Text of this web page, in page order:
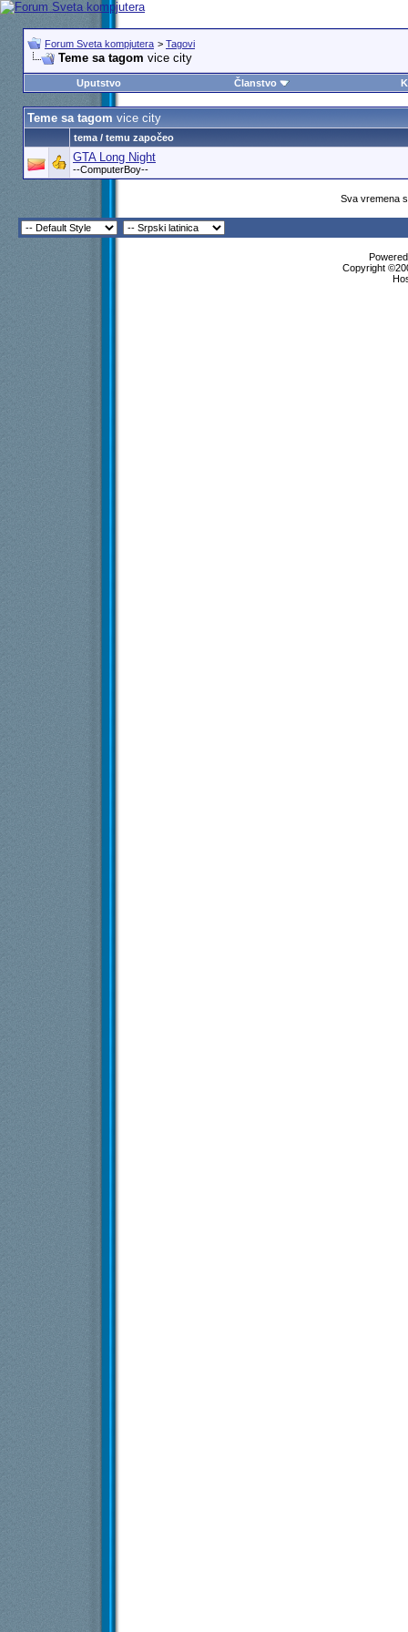
Forum Sveta kompjutera > Tagovi
Teme sa tagom vice city
Uputstvo Članstvo
Teme sa tagom vice city
tema / temu započeo
GTA Long Night
--ComputerBoy--
Sva vremena
Copyright